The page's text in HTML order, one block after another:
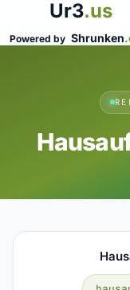
Ur3.us
Powered by Shrunken